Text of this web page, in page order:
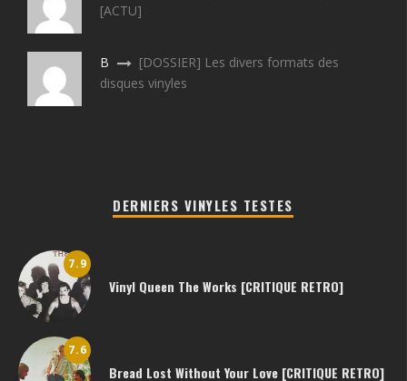
[ACTU]
B
[DOSSIER] Les divers formats des
disques vinyles
DERNIERS VINYLES TESTES
7.9
Vinyl Queen The Works [CRITIQUE RETRO]
7.6
Bread Lost Without Your Love [CRITIQUE RETRO]